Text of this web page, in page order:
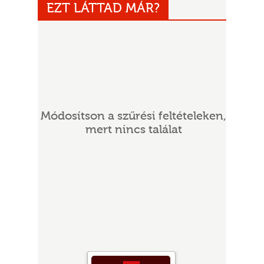
EZT LÁTTAD MÁR?
Módosítson a szűrési feltételeken,
mert nincs találat